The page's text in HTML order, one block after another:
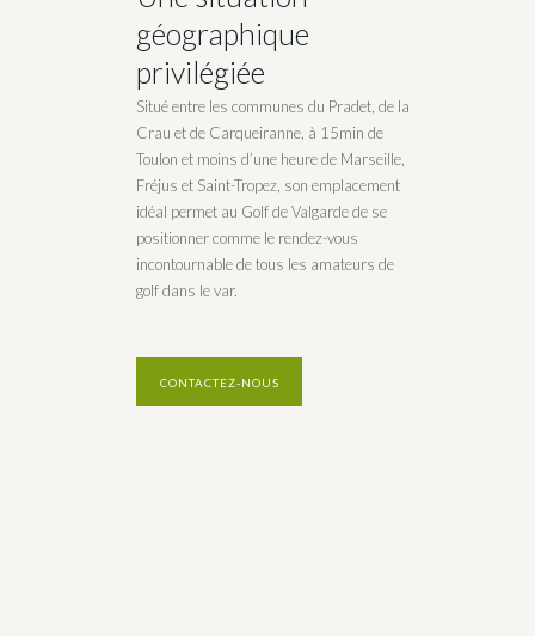
géographique
privilégiée
Situé entre les communes du Pradet, de la
Crau et de Carqueiranne, à 15min de
Toulon et moins d’une heure de Marseille,
Fréjus et Saint-Tropez, son emplacement
idéal permet au Golf de Valgarde de se
positionner comme le rendez-vous
incontournable de tous les amateurs de
golf dans le var.
CONTACTEZ-NOUS